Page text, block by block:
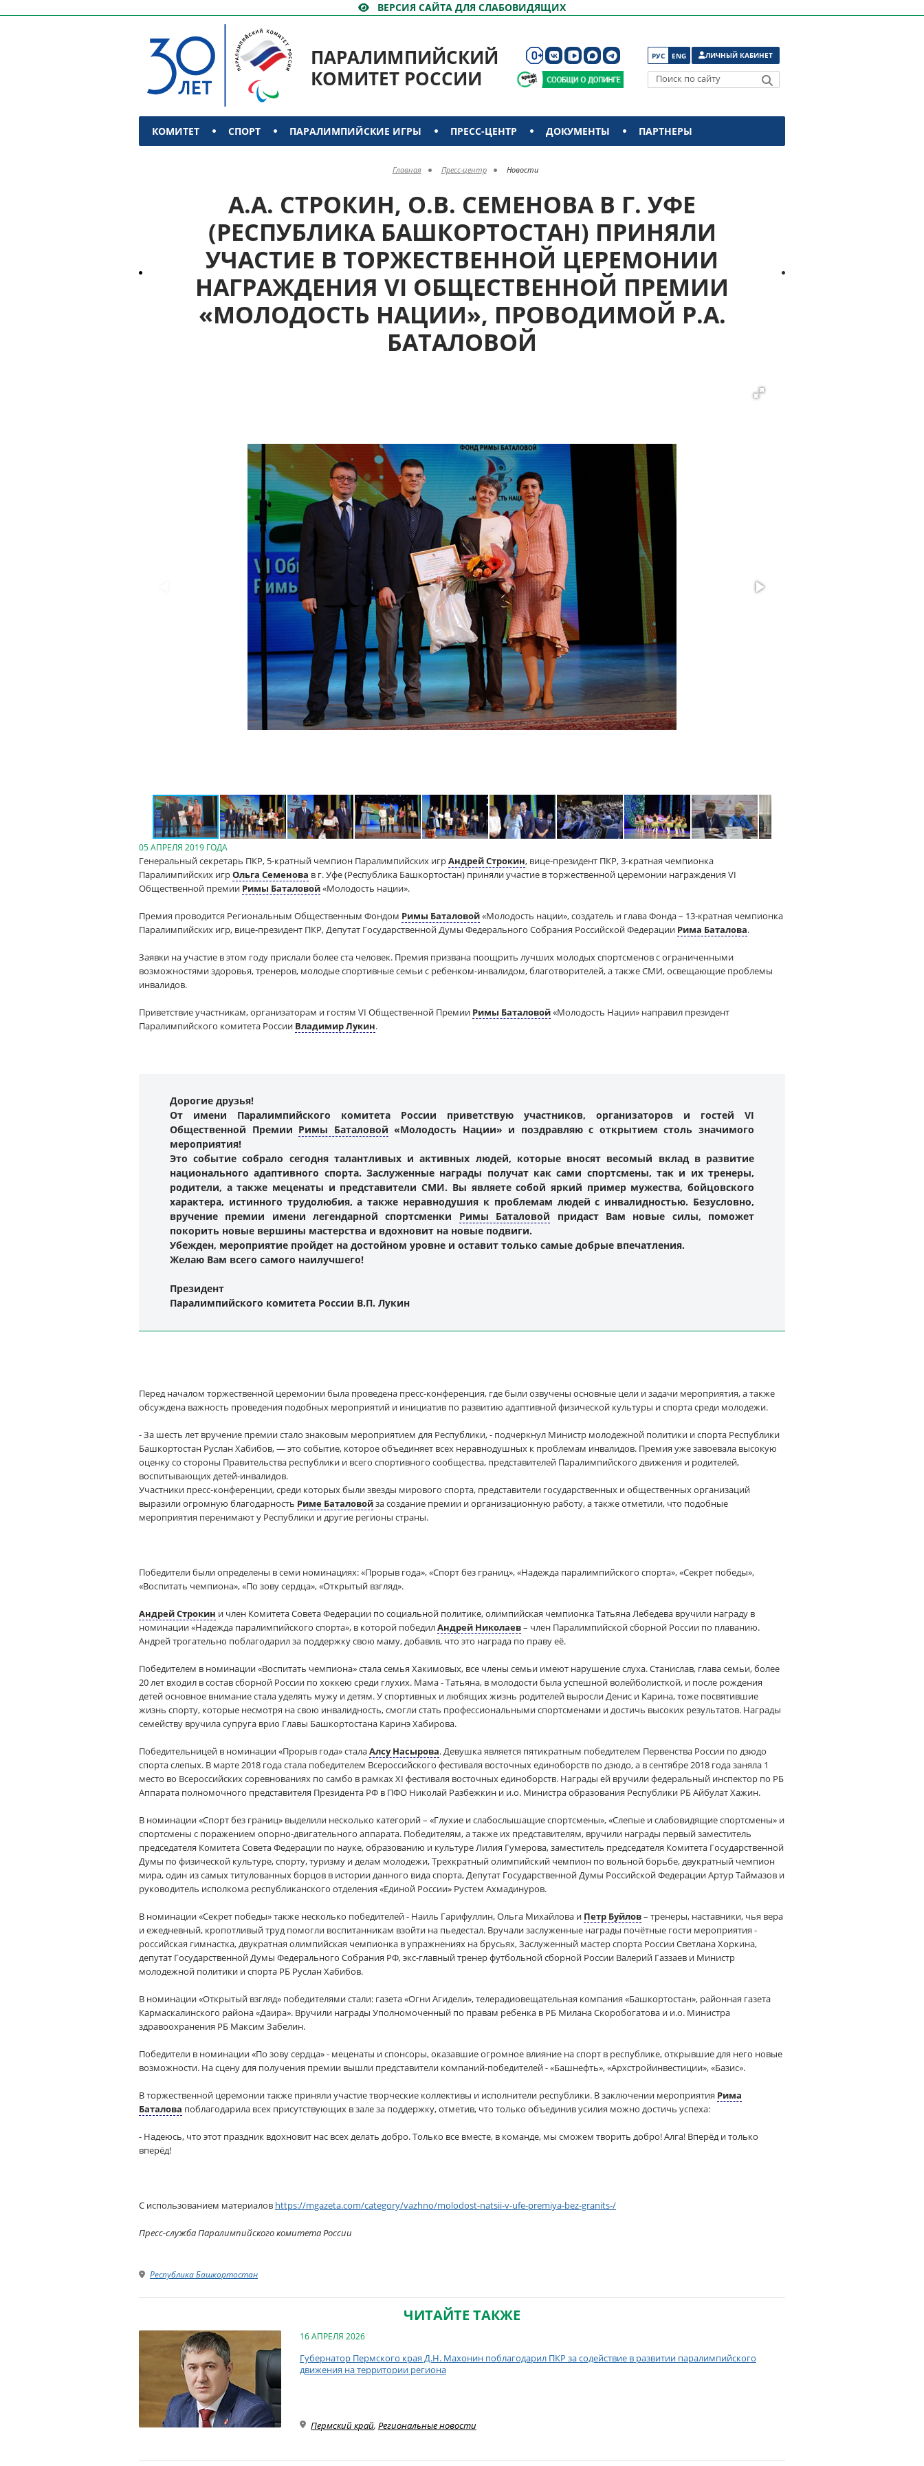
ВЕРСИЯ САЙТА ДЛЯ СЛАБОВИДЯЩИХ
ПАРАЛИМПИЙСКИЙ
КОМИТЕТ РОССИИ
РУС ENG ЛИЧНЫЙ КАБИНЕТ
Поиск по сайту
КОМИТЕТ СПОРТ ПАРАЛИМПИЙСКИЕ ИГРЫ ПРЕСС-ЦЕНТР ДОКУМЕНТЫ ПАРТНЕРЫ
Главная Пресс-центр Новости
А.А. СТРОКИН, О.В. СЕМЕНОВА В Г. УФЕ
(РЕСПУБЛИКА БАШКОРТОСТАН) ПРИНЯЛИ
УЧАСТИЕ В ТОРЖЕСТВЕННОЙ ЦЕРЕМОНИИ
НАГРАЖДЕНИЯ VI ОБЩЕСТВЕННОЙ ПРЕМИИ
«МОЛОДОСТЬ НАЦИИ», ПРОВОДИМОЙ Р.А.
БАТАЛОВОЙ
05 АПРЕЛЯ 2019 ГОДА
Генеральный секретарь ПКР, 5-кратный чемпион Паралимпийских игрАндрей Строкин, вице-президент ПКР, 3-кратная чемпионка
Паралимпийских игрОльга Семенова в г. Уфе (Республика Башкортостан) приняли участие в торжественной церемонии награждения VI
Общественной премии Римы Баталовой«Молодость нации».
Премия проводится Региональным Общественным Фондом Римы Баталовой«Молодость нации», создатель и глава Фонда – 13-кратная чемпионка
Паралимпийских игр, вице-президент ПКР, Депутат Государственной Думы Федерального Собрания Российской Федерации Рима Баталова.
Заявки на участие в этом году прислали более ста человек. Премия призвана поощрить лучших молодых спортсменов с ограниченными
возможностями здоровья, тренеров, молодые спортивные семьи с ребенком-инвалидом, благотворителей, а также СМИ, освещающие проблемы
инвалидов.
Приветствие участникам, организаторам и гостям VI Общественной Премии Римы Баталовой«Молодость Нации» направил президент
Паралимпийского комитета России Владимир Лукин.
Дорогие друзья!
От имени Паралимпийского комитета России приветствую участников, организаторов и гостей VI
Общественной Премии Римы Баталовой «Молодость Нации» и поздравляю с открытием столь значимого
мероприятия!
Это событие собрало сегодня талантливых и активных людей, которые вносят весомый вклад в развитие
национального адаптивного спорта. Заслуженные награды получат как сами спортсмены, так и их тренеры,
родители, а также меценаты и представители СМИ. Вы являете собой яркий пример мужества, бойцовского
характера, истинного трудолюбия, а также неравнодушия к проблемам людей с инвалидностью. Безусловно,
вручение премии имени легендарной спортсменки Римы Баталовой придаст Вам новые силы, поможет
покорить новые вершины мастерства и вдохновит на новые подвиги.
Убежден, мероприятие пройдет на достойном уровне и оставит только самые добрые впечатления.
Желаю Вам всего самого наилучшего!
Президент
Паралимпийского комитета России В.П. Лукин
Перед началом торжественной церемонии была проведена пресс-конференция, где были озвучены основные цели и задачи мероприятия, а также
обсуждена важность проведения подобных мероприятий и инициатив по развитию адаптивной физической культуры и спорта среди молодежи.
- За шесть лет вручение премии стало знаковым мероприятием для Республики, - подчеркнул Министр молодежной политики и спорта Республики
Башкортостан Руслан Хабибов, — это событие, которое объединяет всех неравнодушных к проблемам инвалидов. Премия уже завоевала высокую
оценку со стороны Правительства республики и всего спортивного сообщества, представителей Паралимпийского движения и родителей,
воспитывающих детей-инвалидов.
Участники пресс-конференции, среди которых были звезды мирового спорта, представители государственных и общественных организаций
выразили огромную благодарность Риме Баталовойза создание премии и организационную работу, а также отметили, что подобные
мероприятия перенимают у Республики и другие регионы страны.
Победители были определены в семи номинациях: «Прорыв года», «Спорт без границ», «Надежда паралимпийского спорта», «Секрет победы»,
«Воспитать чемпиона», «По зову сердца», «Открытый взгляд».
Андрей Строкин и член Комитета Совета Федерации по социальной политике, олимпийская чемпионка Татьяна Лебедева вручили награду в
номинации «Надежда паралимпийского спорта», в которой победилАндрей Николаев– член Паралимпийской сборной России по плаванию.
Андрей трогательно поблагодарил за поддержку свою маму, добавив, что это награда по праву её.
Победителем в номинации «Воспитать чемпиона» стала семья Хакимовых, все члены семьи имеют нарушение слуха. Станислав, глава семьи, более
20 лет входил в состав сборной России по хоккею среди глухих. Мама - Татьяна, в молодости была успешной волейболисткой, и после рождения
детей основное внимание стала уделять мужу и детям. У спортивных и любящих жизнь родителей выросли Денис и Карина, тоже посвятившие
жизнь спорту, которые несмотря на свою инвалидность, смогли стать профессиональными спортсменами и достичь высоких результатов. Награды
семейству вручила супруга врио Главы Башкортостана Каринэ Хабирова.
Победительницей в номинации «Прорыв года» сталаАлсу Насырова. Девушка является пятикратным победителем Первенства России по дзюдо
спорта слепых. В марте 2018 года стала победителем Всероссийского фестиваля восточных единоборств по дзюдо, а в сентябре 2018 года заняла 1
место во Всероссийских соревнованиях по самбо в рамках XI фестиваля восточных единоборств. Награды ей вручили федеральный инспектор по РБ
Аппарата полномочного представителя Президента РФ в ПФО Николай Разбежкин и и.о. Министра образования Республики РБ Айбулат Хажин.
В номинации «Спорт без границ» выделили несколько категорий – «Глухие и слабослышащие спортсмены», «Слепые и слабовидящие спортсмены» и
спортсмены с поражением опорно-двигательного аппарата. Победителям, а также их представителям, вручили награды первый заместитель
председателя Комитета Совета Федерации по науке, образованию и культуре Лилия Гумерова, заместитель председателя Комитета Государственной
Думы по физической культуре, спорту, туризму и делам молодежи, Трехкратный олимпийский чемпион по вольной борьбе, двукратный чемпион
мира, один из самых титулованных борцов в истории данного вида спорта, Депутат Государственной Думы Российской Федерации Артур Таймазов и
руководитель исполкома республиканского отделения «Единой России» Рустем Ахмадинуров.
В номинации «Секрет победы» также несколько победителей - Наиль Гарифуллин, Ольга Михайлова и Петр Буйлов– тренеры, наставники, чья вера
и ежедневный, кропотливый труд помогли воспитанникам взойти на пьедестал. Вручали заслуженные награды почётные гости мероприятия -
российская гимнастка, двукратная олимпийская чемпионка в упражнениях на брусьях, Заслуженный мастер спорта России Светлана Хоркина,
депутат Государственной Думы Федерального Собрания РФ, экс-главный тренер футбольной сборной России Валерий Газзаев и Министр
молодежной политики и спорта РБ Руслан Хабибов.
В номинации «Открытый взгляд» победителями стали: газета «Огни Агидели», телерадиовещательная компания «Башкортостан», районная газета
Кармаскалинского района «Даира». Вручили награды Уполномоченный по правам ребенка в РБ Милана Скоробогатова и и.о. Министра
здравоохранения РБ Максим Забелин.
Победители в номинации «По зову сердца» - меценаты и спонсоры, оказавшие огромное влияние на спорт в республике, открывшие для него новые
возможности. На сцену для получения премии вышли представители компаний-победителей - «Башнефть», «Архстройинвестиции», «Базис».
В торжественной церемонии также приняли участие творческие коллективы и исполнители республики. В заключении мероприятия Рима
Баталова поблагодарила всех присутствующих в зале за поддержку, отметив, что только объединив усилия можно достичь успеха:
- Надеюсь, что этот праздник вдохновит нас всех делать добро. Только все вместе, в команде, мы сможем творить добро! Алга! Вперёд и только
вперёд!
С использованием материалов https://mgazeta.com/category/vazhno/molodost-natsii-v-ufe-premiya-bez-granits-/
Пресс-служба Паралимпийского комитета России
Республика Башкортостан
ЧИТАЙТЕ ТАКЖЕ
16 АПРЕЛЯ 2026
Губернатор Пермского края Д.Н. Махонин поблагодарил ПКР за содействие в развитии паралимпийского
движения на территории региона
Пермский край, Региональные новости